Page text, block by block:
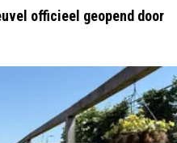
officieel geopend door